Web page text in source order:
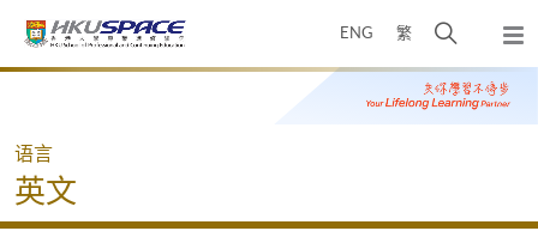
ENG 繁
开
搜
寻
弹
出
主
Main
语言
英文